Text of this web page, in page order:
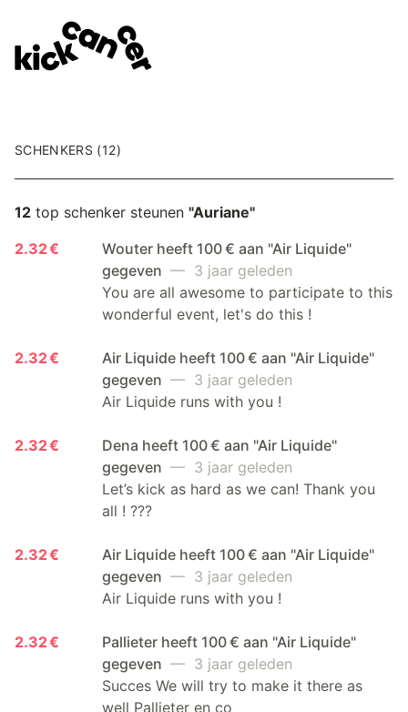
SCHENKERS (12)
12 top schenker steunen "Auriane"
2.32 €
Wouter heeft 100 € aan "Air Liquide"
gegeven — 3 jaar geleden
You are all awesome to participate to this
wonderful event, let's do this !
2.32 €
Air Liquide heeft 100 € aan "Air Liquide"
gegeven — 3 jaar geleden
Air Liquide runs with you !
2.32 €
Dena heeft 100 € aan "Air Liquide"
gegeven — 3 jaar geleden
Let’s kick as hard as we can! Thank you
all ! ???
2.32 €
Air Liquide heeft 100 € aan "Air Liquide"
gegeven — 3 jaar geleden
Air Liquide runs with you !
2.32 €
Pallieter heeft 100 € aan "Air Liquide"
gegeven — 3 jaar geleden
Succes We will try to make it there as
well Pallieter en co